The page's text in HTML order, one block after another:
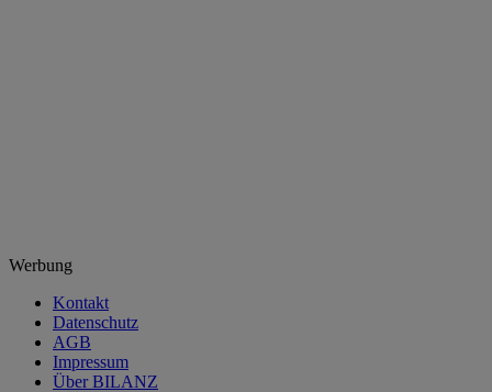
Werbung
Kontakt
Datenschutz
AGB
Impressum
Über BILANZ